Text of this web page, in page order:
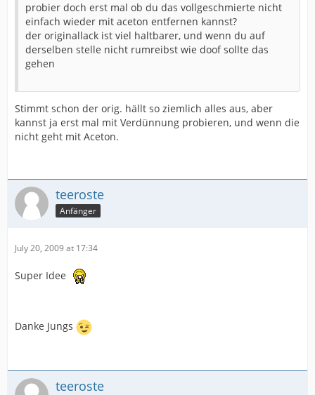
probier doch erst mal ob du das vollgeschmierte nicht
einfach wieder mit aceton entfernen kannst?
der originallack ist viel haltbarer, und wenn du auf
derselben stelle nicht rumreibst wie doof sollte das
gehen
Stimmt schon der orig. hällt so ziemlich alles aus, aber
kannst ja erst mal mit Verdünnung probieren, und wenn die
nicht geht mit Aceton.
teeroste
Anfänger
July 20, 2009 at 17:34
Super Idee
Danke Jungs
teeroste